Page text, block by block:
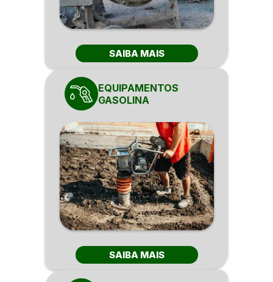
SAIBA MAIS
EQUIPAMENTOS
GASOLINA
SAIBA MAIS